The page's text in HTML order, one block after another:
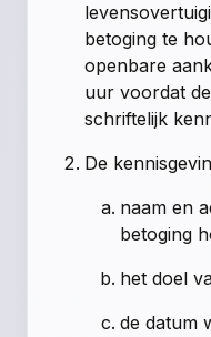
betoging te
openbare
uur voordat
schriftelijk
De
naam en
betoging
het doel
de datum